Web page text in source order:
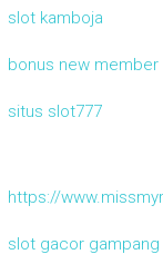
slot kamboja
bonus new member
situs slot777
https://
slot gacor gampang